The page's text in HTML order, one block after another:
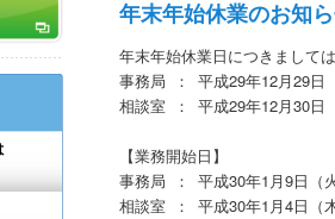
年末年始休業のお知
年末年始休業日につきまして
事務局 ： 平成29年12月29日
相談室 ： 平成29年12月30日
【業務開始日】
事務局 ： 平成30年1月9日（火
相談室 ： 平成30年1月4日（木